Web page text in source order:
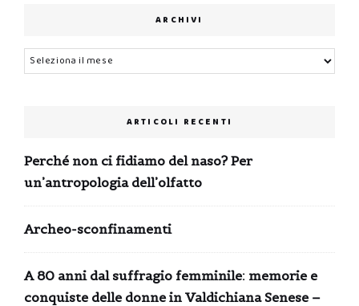
ARCHIVI
Archivi
ARTICOLI RECENTI
Perché non ci fidiamo del naso? Per
un’antropologia dell’olfatto
Archeo-sconfinamenti
A 80 anni dal suffragio femminile: memorie e
conquiste delle donne in Valdichiana Senese –